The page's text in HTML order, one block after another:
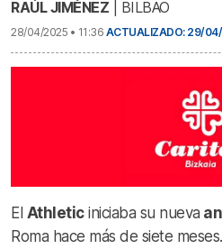
RAÚL JIMÉNEZ | BILBAO
28/04/2025 • 11:36 ACTUALIZADO: 29/
El Athleticiniciaba su nueva
Roma hace más de siete